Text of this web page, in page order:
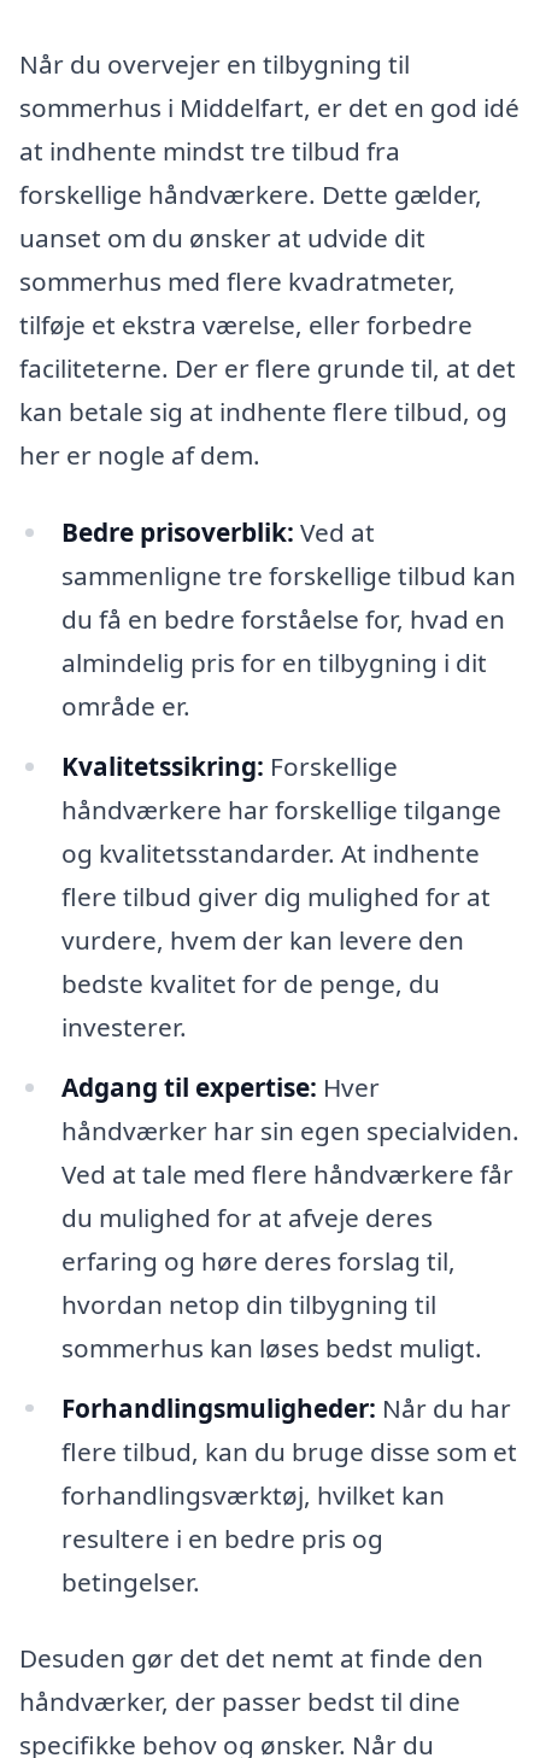
Når du overvejer en tilbygning til
sommerhus i Middelfart, er det en god idé
at indhente mindst tre tilbud fra
forskellige håndværkere. Dette gælder,
uanset om du ønsker at udvide dit
sommerhus med flere kvadratmeter,
tilføje et ekstra værelse, eller forbedre
faciliteterne. Der er flere grunde til, at det
kan betale sig at indhente flere tilbud, og
her er nogle af dem.
Bedre prisoverblik: Ved at
sammenligne tre forskellige tilbud kan
du få en bedre forståelse for, hvad en
almindelig pris for en tilbygning i dit
område er.
Kvalitetssikring: Forskellige
håndværkere har forskellige tilgange
og kvalitetsstandarder. At indhente
flere tilbud giver dig mulighed for at
vurdere, hvem der kan levere den
bedste kvalitet for de penge, du
investerer.
Adgang til expertise: Hver
håndværker har sin egen specialviden.
Ved at tale med flere håndværkere får
du mulighed for at afveje deres
erfaring og høre deres forslag til,
hvordan netop din tilbygning til
sommerhus kan løses bedst muligt.
Forhandlingsmuligheder: Når du har
flere tilbud, kan du bruge disse som et
forhandlingsværktøj, hvilket kan
resultere i en bedre pris og
betingelser.
Desuden gør det det nemt at finde den
håndværker, der passer bedst til dine
specifikke behov og ønsker. Når du